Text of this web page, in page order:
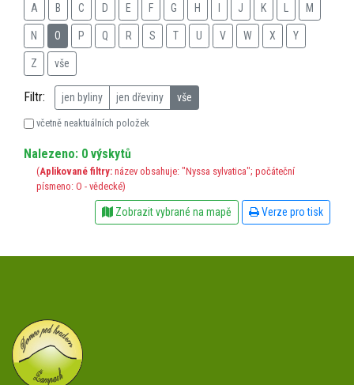
A B C D E F G H J K M
N O P Q R S T U V W X Y
Z vše
Filtr: jen byliny jen dřeviny vše
včetně neaktuálních položek
Nalezeno: 0 výskytů
(Aplikované filtry: název obsahuje: "Nyssa sylvatica"; počáteční
písmeno: O - vědecké)
Zobrazit vybrané na mapě Verze pro tisk